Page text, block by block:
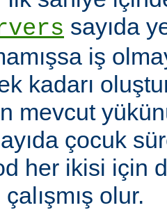
sayıda
iş
kadarı
mevcut
çocuk
her ikisi için
olur.